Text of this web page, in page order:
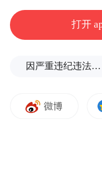
打开
因严重违纪违法，金融监管总局原局长李云泽被罢免全国人大代表